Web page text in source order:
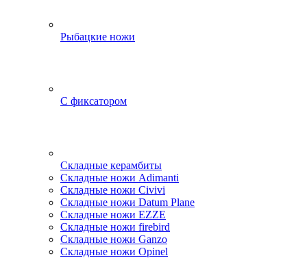
Рыбацкие ножи
С фиксатором
Складные керамбиты
Складные ножи Adimanti
Складные ножи Civivi
Складные ножи Datum Plane
Складные ножи EZZE
Складные ножи firebird
Складные ножи Ganzo
Складные ножи Opinel